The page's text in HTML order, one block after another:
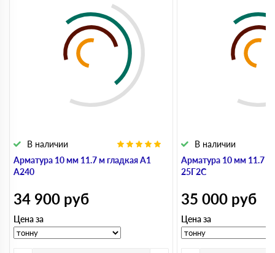
Арматура 10 мм 11.7 м гладкая А1
А240
В наличии
34 900 руб
Цена за
Арматура 10 мм 11.7 м
25Г2С
В наличии
35 000 руб
Цена за